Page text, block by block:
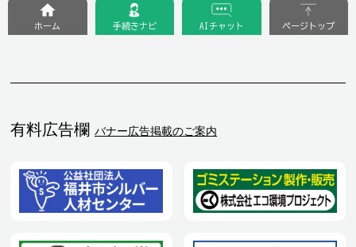
有料広告欄 バナー広告掲載のご案内
ホーム 手続きナビ AIチャット ページトップ